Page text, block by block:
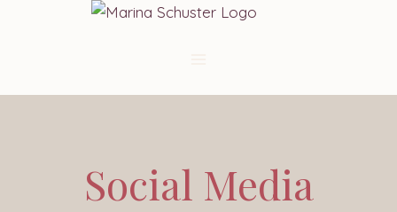
Social Media